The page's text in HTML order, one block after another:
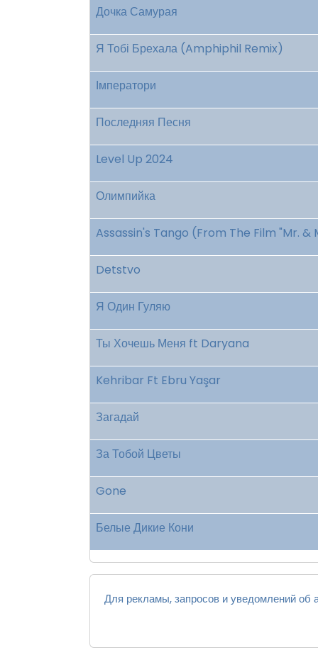
Дочка Самурая
Я Тобі Брехала (Amphiphil Remix)
Імператори
Последняя Песня
Level Up 2024
Олимпийка
Assassin's Tango (From The Film "Mr. &
Detstvo
Я Один Гуляю
Ты Хочешь Меня ft Daryana
Kehribar Ft Ebru Yaşar
Загадай
За Тобой Цветы
Gone
Белые Дикие Кони
Для рекламы, запросов и уведомлений об